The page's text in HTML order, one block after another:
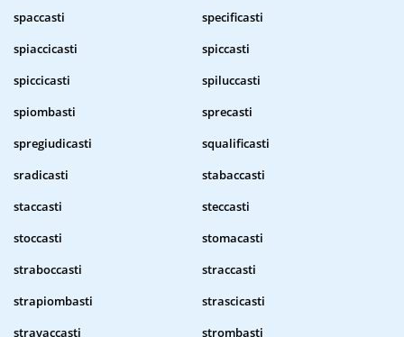
spaccasti
specificasti
spiaccicasti
spiccasti
spiccicasti
spiluccasti
spiombasti
sprecasti
spregiudicasti
squalificasti
sradicasti
stabaccasti
staccasti
steccasti
stoccasti
stomacasti
straboccasti
straccasti
strapiombasti
strascicasti
stravaccasti
strombasti